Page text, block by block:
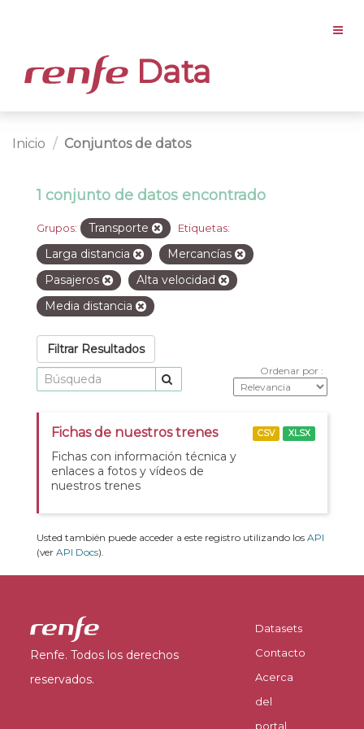
Data
Inicio Conjuntos de datos
1 conjunto de datos encontrado
Grupos: Transporte Etiquetas:
Larga distancia
Mercancías
Pasajeros
Alta velocidad
Media distancia
Filtrar Resultados
Ordenar por
Fichas de nuestros trenes
Fichas con información técnica y
enlaces a fotos y vídeos de
nuestros trenes
CSV XLSX
Usted también puede acceder a este registro utilizando los API
(ver API Docs).
Renfe. Todos los derechos
reservados.
Datasets
Contacto
Acerca
del
portal